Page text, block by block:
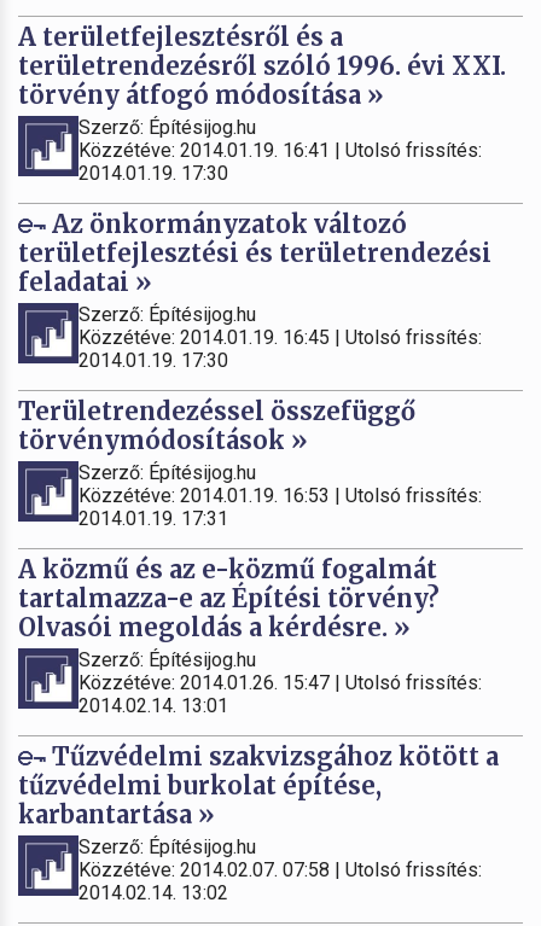
A területfejlesztésről és a
területrendezésről szóló 1996. évi XXI.
törvény átfogó módosítása »
Szerző: Építésijog.hu
Közzétéve: 2014.01.19. 16:41 | Utolsó frissítés:
2014.01.19. 17:30
Az önkormányzatok változó
területfejlesztési és területrendezési
feladatai »
Szerző: Építésijog.hu
Közzétéve: 2014.01.19. 16:45 | Utolsó frissítés:
2014.01.19. 17:30
Területrendezéssel összefüggő
törvénymódosítások »
Szerző: Építésijog.hu
Közzétéve: 2014.01.19. 16:53 | Utolsó frissítés:
2014.01.19. 17:31
A közmű és az e-közmű fogalmát
tartalmazza-e az Építési törvény?
Olvasói megoldás a kérdésre. »
Szerző: Építésijog.hu
Közzétéve: 2014.01.26. 15:47 | Utolsó frissítés:
2014.02.14. 13:01
Tűzvédelmi szakvizsgához kötött a
tűzvédelmi burkolat építése,
karbantartása »
Szerző: Építésijog.hu
Közzétéve: 2014.02.07. 07:58 | Utolsó frissítés:
2014.02.14. 13:02